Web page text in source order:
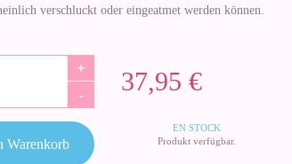
verschluckt oder eingeatmet werden können.
37,95 €
+
-
EN STOCK
Produkt verfügbar.
Warenkorb